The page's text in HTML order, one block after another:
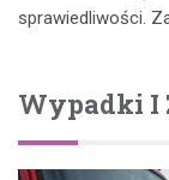
sprawiedliwości.
Wypadki I